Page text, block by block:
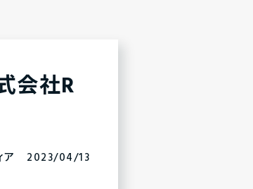
会社R
ア 2023/04/13